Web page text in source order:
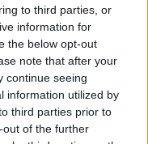
to third parties, or
information for
the below opt-out
note that after your
continue seeing
information utilized by
third parties prior to
of the further
ιστιοπλοϊκό
, το μεσημέρι
, ενώ στην
6 μποφόρ,
τουΛιμενικού